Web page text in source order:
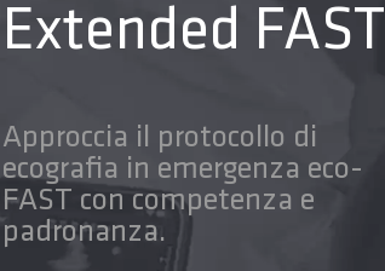
Extended FAST
Approccia il protocollo di
ecografia in emergenza eco-
FAST con competenza e
padronanza.